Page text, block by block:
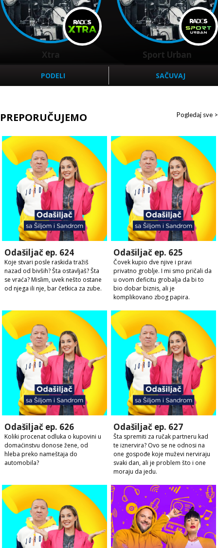
Xtra Sport Urban
PODELI SAČUVAJ
PREPORUČUJEMO Pogledaj sve >
Odašiljač ep. 624
Koje stvari posle raskida tražiš
nazad od bivših? Šta ostavljaš? Šta
se vraća? Mislim, uvek nešto ostane
od njega ili nje, bar četkica za zube.
Odašiljač ep. 625
Čovek kupio dve njive i pravi
privatno groblje. I mi smo pričali da
u ovom deficitu grobalja da bi to
bio dobar biznis, ali je
komplikovano zbog papira.
Odašiljač ep. 626
Koliki procenat odluka o kupovini u
domaćinstvu donose žene, od
hleba preko nameštaja do
automobila?
Odašiljač ep. 627
Šta spremiti za ručak partneru kad
te iznervira? Ovo se ne odnosi na
one gospođe koje muževi nerviraju
svaki dan, ali je problem što i one
moraju da jedu.